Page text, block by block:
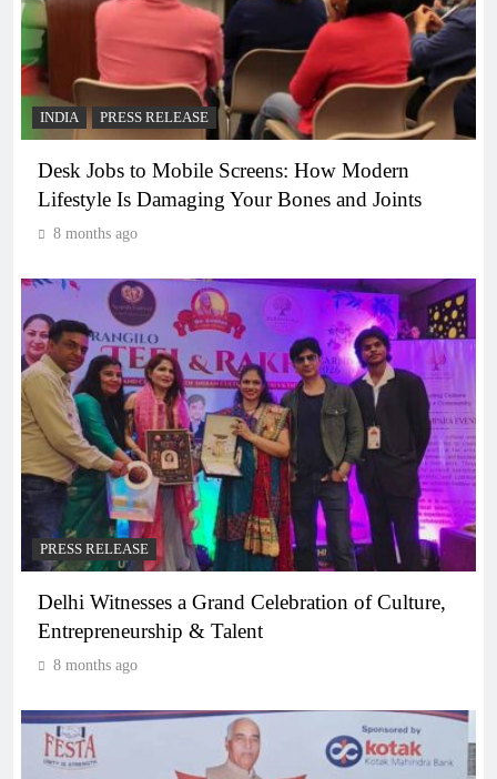
INDIA PRESS RELEASE
Desk Jobs to Mobile Screens: How Modern
Lifestyle Is Damaging Your Bones and Joints
8 months ago
PRESS RELEASE
Delhi Witnesses a Grand Celebration of Culture,
Entrepreneurship & Talent
8 months ago